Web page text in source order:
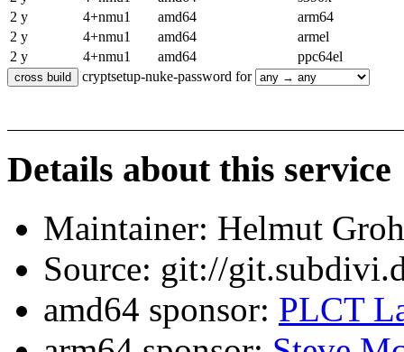
2 y
4+nmu1 amd64
arm64
2 y
4+nmu1 amd64
armel
2 y
4+nmu1 amd64
ppc64el
cryptsetup-nuke-password for
Details about this service
Maintainer: Helmut
Source: git://
amd64 sponsor: PLCT